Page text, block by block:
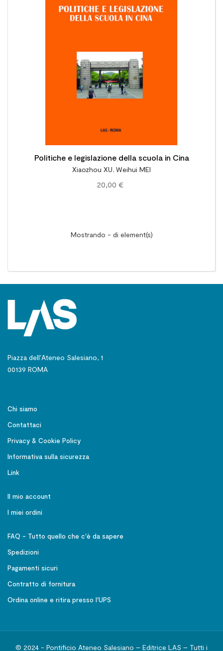
Politiche e legislazione della scuola in Cina
Xiaozhou XU, Weihui MEI
20,00 €
Mostrando - di element(s)
Piazza dell’Ateneo Salesiano, 1
00139 ROMA
Chi siamo
Contattaci
Privacy & Cookie Policy
Informativa sulla sicurezza
Link
Il mio account
I miei ordini
FAQ - Tutto quello che c'è da sapere
Spedizioni
Pagamenti sicuri
Contratto di fornitura
Ordina online e ritira presso l'UPS
© 2024 - Pontificio Ateneo Salesiano – Editrice LAS – Tutti i